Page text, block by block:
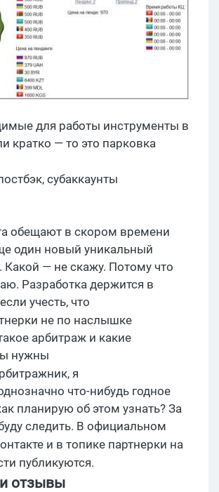
для работы инструменты в
кратко — то это парковка
, субаккаунты
обещают в скором времени
один новый уникальный
Какой — не скажу. Потому что
Разработка держится в
учесть, что
не по наслышке
арбитраж и какие
нужны
, я
что-нибудь годное
планирую об этом узнать? За
следить. В официальном
и в топике партнерки на
публикуются.
отзывы